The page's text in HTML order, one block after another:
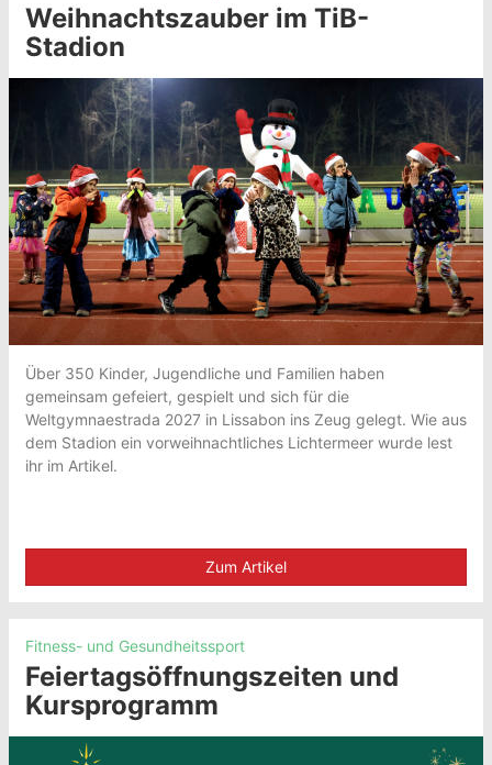
Weihnachtszauber im TiB-
Stadion
Über 350 Kinder, Jugendliche und Familien haben
gemeinsam gefeiert, gespielt und sich für die
Weltgymnaestrada 2027 in Lissabon ins Zeug gelegt. Wie aus
dem Stadion ein vorweihnachtliches Lichtermeer wurde lest
ihr im Artikel.
Zum Artikel
Fitness- und Gesundheitssport
Feiertagsöffnungszeiten und
Kursprogramm